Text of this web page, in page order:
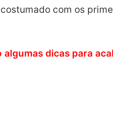
com os
algumas dicas para